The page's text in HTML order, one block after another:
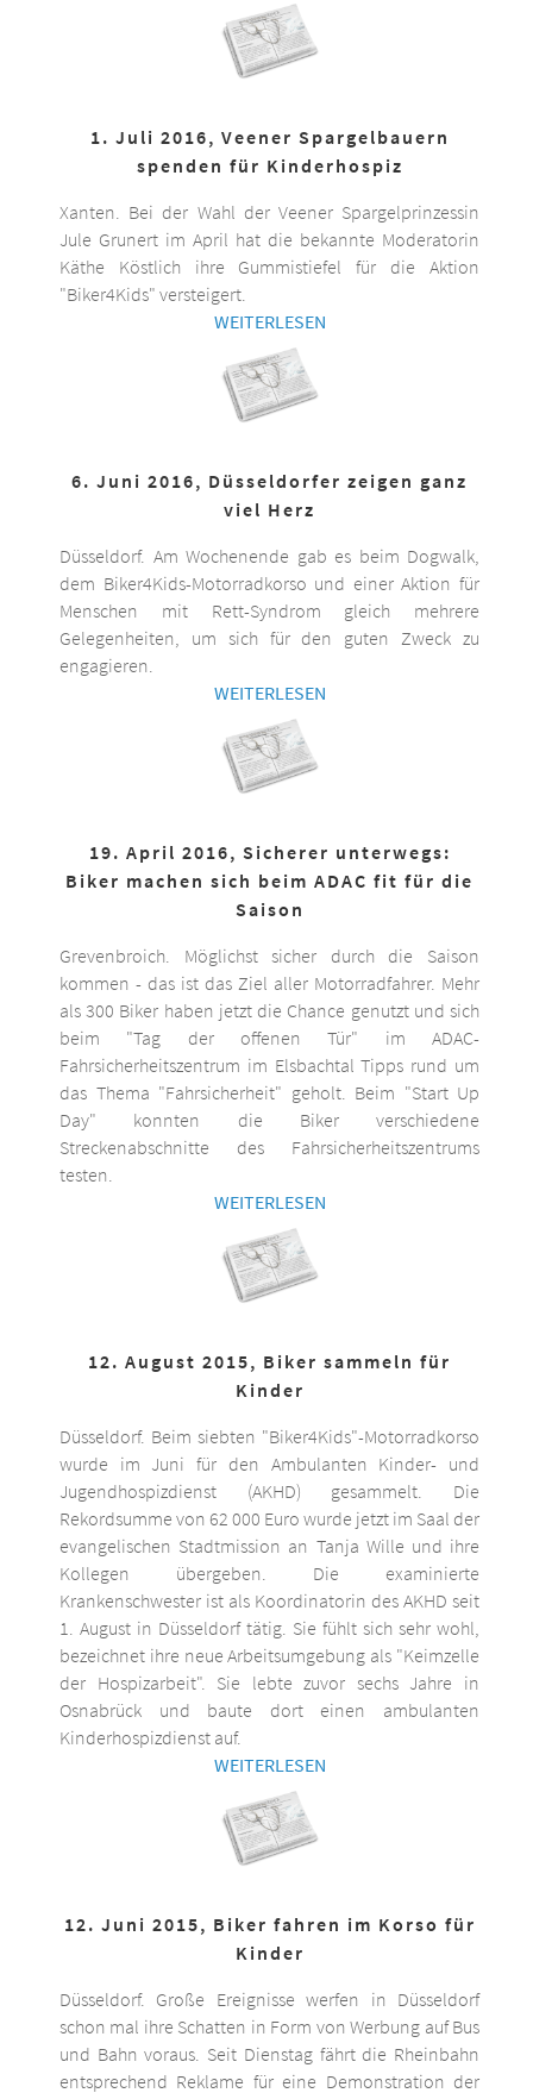
1. Juli 2016, Veener Spargelbauern
spenden für Kinderhospiz
Xanten. Bei der Wahl der Veener Spargelprinzessin
Jule Grunert im April hat die bekannte Moderatorin
Käthe Köstlich ihre Gummistiefel für die Aktion
"Biker4Kids" versteigert.
WEITERLESEN
6. Juni 2016, Düsseldorfer zeigen ganz
viel Herz
Düsseldorf. Am Wochenende gab es beim Dogwalk,
dem Biker4Kids-Motorradkorso und einer Aktion für
Menschen mit Rett-Syndrom gleich mehrere
Gelegenheiten, um sich für den guten Zweck zu
engagieren.
WEITERLESEN
19. April 2016, Sicherer unterwegs:
Biker machen sich beim ADAC fit für die
Saison
Grevenbroich. Möglichst sicher durch die Saison
kommen - das ist das Ziel aller Motorradfahrer. Mehr
als 300 Biker haben jetzt die Chance genutzt und sich
beim "Tag der offenen Tür" im ADAC-
Fahrsicherheitszentrum im Elsbachtal Tipps rund um
das Thema "Fahrsicherheit" geholt. Beim "Start Up
Day" konnten die Biker verschiedene
Streckenabschnitte des Fahrsicherheitszentrums
testen.
WEITERLESEN
12. August 2015, Biker sammeln für
Kinder
Düsseldorf. Beim siebten "Biker4Kids"-Motorradkorso
wurde im Juni für den Ambulanten Kinder- und
Jugendhospizdienst (AKHD) gesammelt. Die
Rekordsumme von 62 000 Euro wurde jetzt im Saal der
evangelischen Stadtmission an Tanja Wille und ihre
Kollegen übergeben. Die examinierte
Krankenschwester ist als Koordinatorin des AKHD seit
1. August in Düsseldorf tätig. Sie fühlt sich sehr wohl,
bezeichnet ihre neue Arbeitsumgebung als "Keimzelle
der Hospizarbeit". Sie lebte zuvor sechs Jahre in
Osnabrück und baute dort einen ambulanten
Kinderhospizdienst auf.
WEITERLESEN
12. Juni 2015, Biker fahren im Korso für
Kinder
Düsseldorf. Große Ereignisse werfen in Düsseldorf
schon mal ihre Schatten in Form von Werbung auf Bus
und Bahn voraus. Seit Dienstag fährt die Rheinbahn
entsprechend Reklame für eine Demonstration der